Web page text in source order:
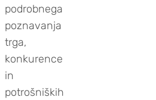
podrobnega
poznavanja
trga,
konkurence
in
potrošniških